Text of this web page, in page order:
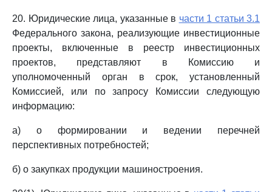
20. Юридические лица, указанные в части 1 статьи 3.1
Федерального закона, реализующие инвестиционные
проекты, включенные в реестр инвестиционных
проектов, представляют в Комиссию и
уполномоченный орган в срок, установленный
Комиссией, или по запросу Комиссии следующую
информацию:
а) о формировании и ведении перечней
перспективных потребностей;
б) о закупках продукции машиностроения.